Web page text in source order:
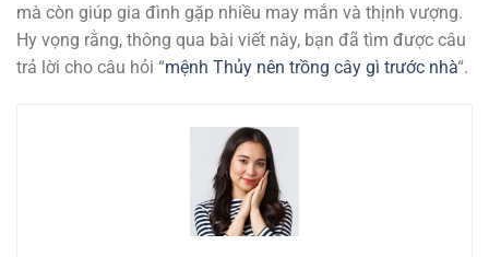
mà còn giúp gia đình gặp nhiều may mắn và thịnh vượng.
Hy vọng rằng, thông qua bài viết này, bạn đã tìm được câu
trả lời cho câu hỏi “mệnh Thủy nên trồng cây gì trước nhà“.